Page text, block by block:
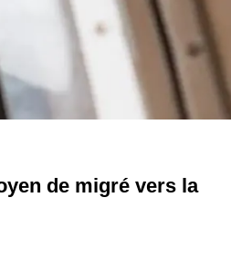
de migré vers la